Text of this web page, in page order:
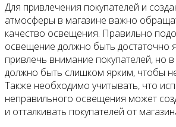
Для привлечения покупателей и
атмосферы в магазине важно
качество освещения. Правильно
освещение должно быть достаточно
привлечь внимание покупателей, но
должно быть слишком ярким, чтобы
Также необходимо учитывать, что
неправильного освещения может
и отталкивать покупателей от